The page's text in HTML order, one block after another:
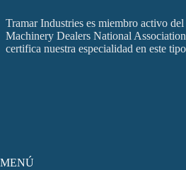
Tramar Industries es miembro activo
Machinery Dealers National
certifica nuestra especialidad en este
MENÚ